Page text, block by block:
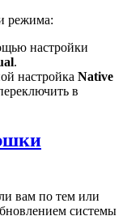
режима:
настройки
.
настройка Native
в
вам по тем или
системы